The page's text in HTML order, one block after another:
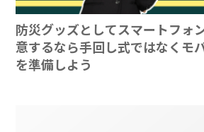
防災グッズとしてスマートフォ
意するなら手回し式ではなくモ
を準備しよう